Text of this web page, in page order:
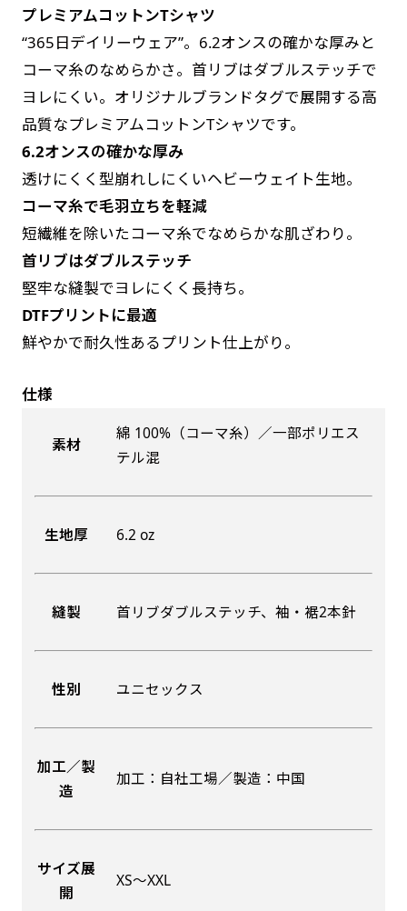
プレミアムコットンTシャツ
“365日デイリーウェア”。6.2オンスの確かな厚みと
コーマ糸のなめらかさ。首リブはダブルステッチで
ヨレにくい。オリジナルブランドタグで展開する高
品質なプレミアムコットンTシャツです。
6.2オンスの確かな厚み
透けにくく型崩れしにくいヘビーウェイト生地。
コーマ糸で毛羽立ちを軽減
短繊維を除いたコーマ糸でなめらかな肌ざわり。
首リブはダブルステッチ
堅牢な縫製でヨレにくく長持ち。
DTFプリントに最適
鮮やかで耐久性あるプリント仕上がり。
仕様
素材
綿 100%（コーマ糸）／一部ポリエス
テル混
生地厚 6.2 oz
縫製 首リブダブルステッチ、袖・裾2本針
性別 ユニセックス
加工／製
造
加工：自社工場／製造：中国
サイズ展
開
XS〜XXL
す。かわいいい＆おしゃれなのぼりです。台はセ
ットでついてます。
ジャンボ(90x270)
遠くからでも視認しやすいジャンボサイズです。
駐車場などのスペースに余裕がある場所で大々的
に宣伝できます。
4mまたは5mのポールが必要です。
吊り下げ旗(30x42)
掛け軸のように吊り下げ式にします。上部に棒袋
際の装飾などにとてもお役立ち！
布A1ポスター(60x84)
のぼりだけでなく、ポスターも作れます。
のぼり旗と同じデザインで飾れば宣伝効果UP!
す。かわいいい＆おしゃれなのぼりです。台はセ
ットでついてます。
ジャンボ(270x90)
遠くからでも視認しやすいジャンボサイズです。
駐車場などのスペースに余裕がある場所で大々的
に宣伝できます。
4mまたは5mのポールが必要です。
吊り下げ旗(42x30)
掛け軸のように吊り下げ式にします。上部に棒袋
際の装飾などにとてもお役立ち！
布A1ポスター(84x60)
のぼりだけでなく、ポスターも作れます。
のぼり旗と同じデザインで飾れば宣伝効果UP!